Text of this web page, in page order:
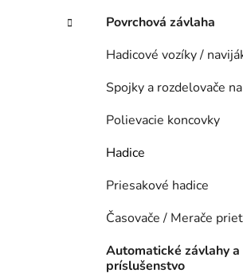
Povrchová závlaha
Hadicové vozíky /
Spojky a rozdelovače
Polievacie koncovky
Hadice
Priesakové hadice
Časovače / Merače
Automatické závlahy a
príslušenstvo